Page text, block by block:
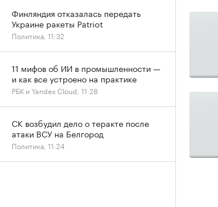
Финляндия отказалась передать
Украине ракеты Patriot
Политика, 11:32
11 мифов об ИИ в промышленности —
и как все устроено на практике
РБК и Yandex Cloud, 11:28
СК возбудил дело о теракте после
атаки ВСУ на Белгород
Политика, 11:24